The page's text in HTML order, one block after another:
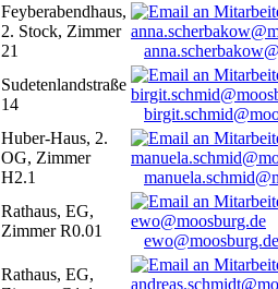
Feyberabendhaus,
2. Stock, Zimmer
21
Sudetenlandstraße
14
Huber-Haus, 2.
OG, Zimmer
H2.1
Rathaus, EG,
Zimmer R0.01
ewo@moosburg.de
Rathaus, EG,